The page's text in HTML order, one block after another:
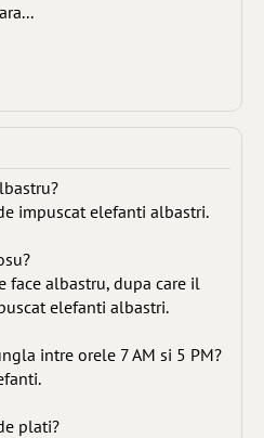
impuscat elefanti albastri.
face albastru, dupa care il
elefanti albastri.
intre orele 7 AM si 5 PM?
plati?